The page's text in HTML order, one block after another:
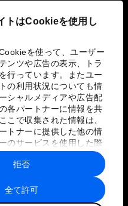
トはCookieを使用し
を使って、ユーザー
ンツや広告の表示、トラ
行っています。またユー
の利用状況についても情
シャルメディアや広告配
各パートナーに情報を共
こで収集された情報は、
トナーに提供した他の情
のサービスを使用した際
と組み合わされ、各パー
用されることがありま
全て許可
拒否
ーと利用規約
ップ